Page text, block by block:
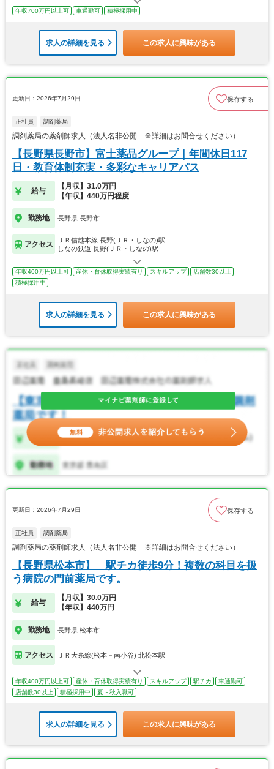
年収700万円以上可 車通勤可 積極採用中
求人の詳細を見る この求人に興味がある
更新日：2026年7月29日 保存する
正社員 調剤薬局
調剤薬局の薬剤師求人（法人名非公開 ※詳細はお問合せください）
【長野県長野市】富士薬品グループ｜年間休日117
日・教育体制充実・多彩なキャリアパス
給与
【月収】31.0万円
【年収】440万円程度
勤務地 長野県 長野市
アクセス
ＪＲ信越本線 長野(ＪＲ・しなの)駅
しなの鉄道 長野(ＪＲ・しなの)駅
年収400万円以上可 産休・育休取得実績有り スキルアップ
店舗数30以上
積極採用中
求人の詳細を見る この求人に興味がある
更新日：2026年7月29日 保存する
正社員 調剤薬局
調剤薬局の薬剤師求人（法人名非公開 ※詳細はお問合せください）
【長野県松本市】 駅チカ徒歩9分！複数の科目を扱
う病院の門前薬局です。
給与
【月収】30.0万円
【年収】440万円
勤務地 長野県 松本市
アクセス ＪＲ大糸線(松本－南小谷) 北松本駅
年収400万円以上可 産休・育休取得実績有り スキルアップ 駅チカ
車通勤可
店舗数30以上
積極採用中 夏～秋入職可
求人の詳細を見る この求人に興味がある